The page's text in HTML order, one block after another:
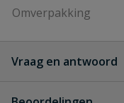
Omverpakking
Vraag en antwoord